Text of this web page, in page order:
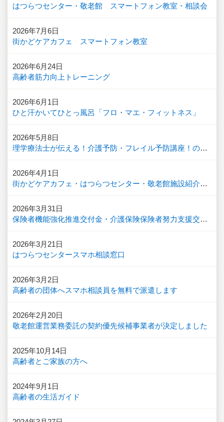
はつらつセンター・敬老館 スマートフォン教室・相談会
2026年7月6日
街かどケアカフェ スマートフォン教室
2026年6月24日
高齢者筋力向上トレーニング
2026年6月1日
ひと汗かいてひとっ風呂「フロ・マエ・フィットネス」
2026年5月8日
理学療法士が伝える！介護予防・フレイル予防講座！の受講生を募集！（令和8年度）
2026年4月1日
街かどケアカフェ・はつらつセンター・敬老館施設紹介冊子（つながるたのしさ発見BOOK）のご案内
2026年3月31日
保険者機能強化推進交付金・介護保険保険者努力支援交付金
2026年3月21日
はつらつセンタースマホ相談窓口
2026年3月2日
高齢者の団体へスマホ相談員を無料で派遣します
2026年2月20日
敬老館運営業務委託の契約優先候補事業者が決定しました
2025年10月14日
高齢者とご家族の方へ
2024年9月1日
高齢者の生活ガイド